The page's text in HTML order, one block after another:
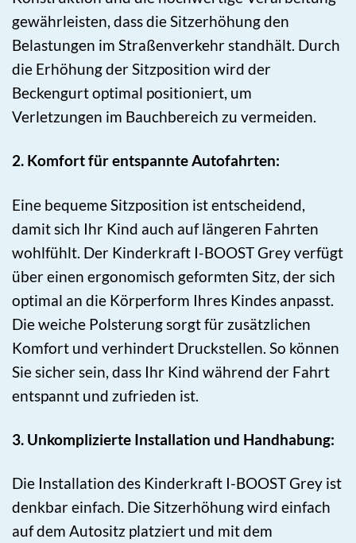
gewährleisten, dass die Sitzerhöhung den
Belastungen im Straßenverkehr standhält. Durch
die Erhöhung der Sitzposition wird der
Beckengurt optimal positioniert, um
Verletzungen im Bauchbereich zu vermeiden.
2. Komfort für entspannte Autofahrten:
Eine bequeme Sitzposition ist entscheidend,
damit sich Ihr Kind auch auf längeren Fahrten
wohlfühlt. Der Kinderkraft I-BOOST Grey verfügt
über einen ergonomisch geformten Sitz, der sich
optimal an die Körperform Ihres Kindes anpasst.
Die weiche Polsterung sorgt für zusätzlichen
Komfort und verhindert Druckstellen. So können
Sie sicher sein, dass Ihr Kind während der Fahrt
entspannt und zufrieden ist.
3. Unkomplizierte Installation und Handhabung:
Die Installation des Kinderkraft I-BOOST Grey ist
denkbar einfach. Die Sitzerhöhung wird einfach
auf dem Autositz platziert und mit dem